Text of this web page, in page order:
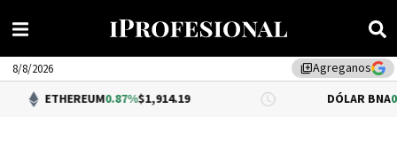
library_addAgreganos
8/8/2026
0.87%$1,914.19 DÓLAR BNA 0.34%